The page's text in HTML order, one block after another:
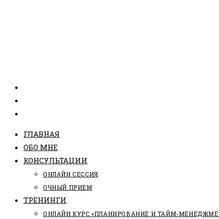
ГЛАВНАЯ
ОБО МНЕ
КОНСУЛЬТАЦИИ
ОНЛАЙН СЕССИЯ
ОЧНЫЙ ПРИЕМ
ТРЕНИНГИ
ОНЛАЙН КУРС «ПЛАНИРОВАНИЕ И ТАЙМ-